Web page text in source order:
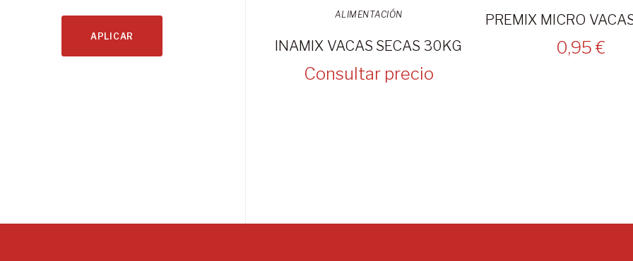
ALIMENTACIÓN
INAMIX VACAS SECAS 30KG
Consultar precio
0,95 €
APLICAR